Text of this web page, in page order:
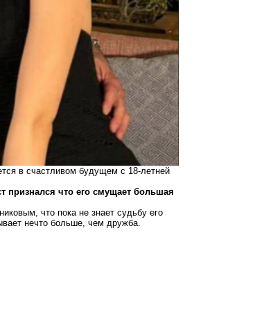
в счастливом будущем с 18-летней
признался что его смущает большая
что пока не знает судьбу его
нечто больше, чем дружба.